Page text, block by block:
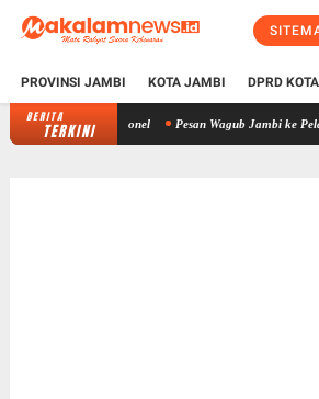
PROVINSI JAMBI KOTA JAMBI DPRD
BERITA
TERKINI Pesan Wagub Jambi ke Pelajar